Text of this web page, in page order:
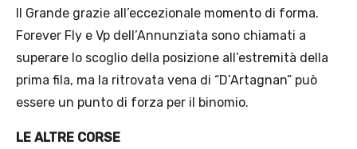
Il Grande grazie all’eccezionale momento di forma.
Forever Fly e Vp dell’Annunziata sono chiamati a
superare lo scoglio della posizione all’estremità della
prima fila, ma la ritrovata vena di “D’Artagnan” può
essere un punto di forza per il binomio.
LE ALTRE CORSE